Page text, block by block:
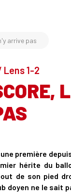
arrive pas
Lens 1-2
première
hérite du
de son pied
doyen ne le sait